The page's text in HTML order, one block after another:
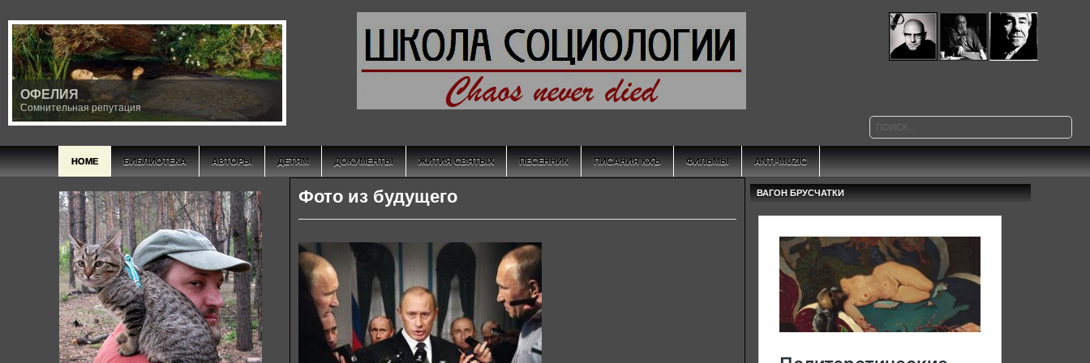
ОФЕЛИЯ
Сомнительная репутация
HOME БИБЛИОТЕКА АВТОРЫ ДЕТЯМ ДОКУМЕНТЫ ЖИТИЯ СВЯТЫХ ПЕСЕННИК ПИСАНИЯ КХЪ ФИЛЬМЫ ANTI-MUZIC
Фото из будущего ВАГОН БРУСЧАТКИ